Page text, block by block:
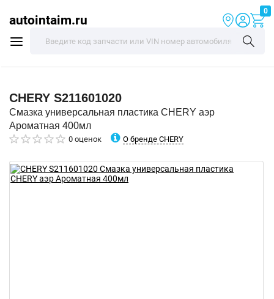
autointaim.ru
0
CHERY S211601020
Смазка универсальная пластика CHERY аэр
Ароматная 400мл
0 оценок О бренде CHERY